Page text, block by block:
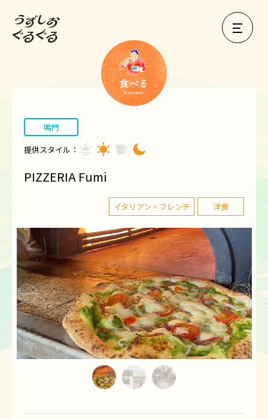
鳴門
提供スタイル：
PIZZERIA Fumi
イタリアン・フレンチ 洋食